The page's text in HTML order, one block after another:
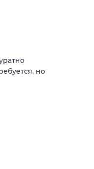
но